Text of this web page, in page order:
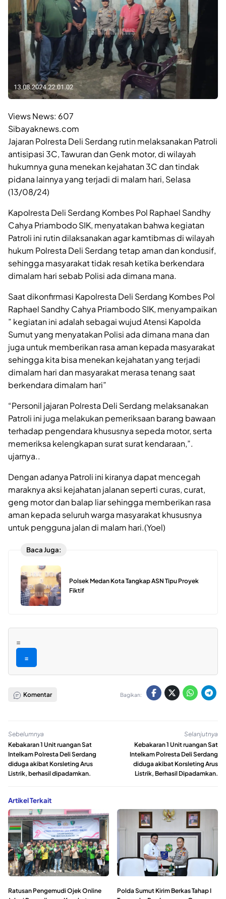
Views News: 607
Sibayaknews.com
Jajaran Polresta Deli Serdang rutin melaksanakan Patroli
antisipasi 3C, Tawuran dan Genk motor, di wilayah
hukumnya guna menekan kejahatan 3C dan tindak
pidana lainnya yang terjadi di malam hari, Selasa
(13/08/24)
Kapolresta Deli Serdang Kombes Pol Raphael Sandhy
Cahya Priambodo SIK, menyatakan bahwa kegiatan
Patroli ini rutin dilaksanakan agar kamtibmas di wilayah
hukum Polresta Deli Serdang tetap aman dan kondusif,
sehingga masyarakat tidak resah ketika berkendara
dimalam hari sebab Polisi ada dimana mana.
Saat dikonfirmasi Kapolresta Deli Serdang Kombes Pol
Raphael Sandhy Cahya Priambodo SIK, menyampaikan
” kegiatan ini adalah sebagai wujud Atensi Kapolda
Sumut yang menyatakan Polisi ada dimana mana dan
juga untuk memberikan rasa aman kepada masyarakat
sehingga kita bisa menekan kejahatan yang terjadi
dimalam hari dan masyarakat merasa tenang saat
berkendara dimalam hari”
“Personil jajaran Polresta Deli Serdang melaksanakan
Patroli ini juga melakukan pemeriksaan barang bawaan
terhadap pengendara khususnya sepeda motor, serta
memeriksa kelengkapan surat surat kendaraan,”.
ujarnya..
Dengan adanya Patroli ini kiranya dapat mencegah
maraknya aksi kejahatan jalanan seperti curas, curat,
geng motor dan balap liar sehingga memberikan rasa
aman kepada seluruh warga masyarakat khususnya
untuk pengguna jalan di malam hari.(Yoel)
Baca Juga:
Polsek Medan Kota Tangkap ASN Tipu Proyek
Fiktif
=
=
Komentar Bagikan:
Sebelumnya
Kebakaran 1 Unit ruangan Sat
Intelkam Polresta Deli Serdang
diduga akibat Korsleting Arus
Listrik, berhasil dipadamkan.
Selanjutnya
Kebakaran 1 Unit ruangan Sat
Intelkam Polresta Deli Serdang
diduga akibat Korsleting Arus
Listrik, Berhasil Dipadamkan.
Artikel Terkait
Ratusan Pengemudi Ojek Online
Polda Sumut Kirim Berkas Tahap I